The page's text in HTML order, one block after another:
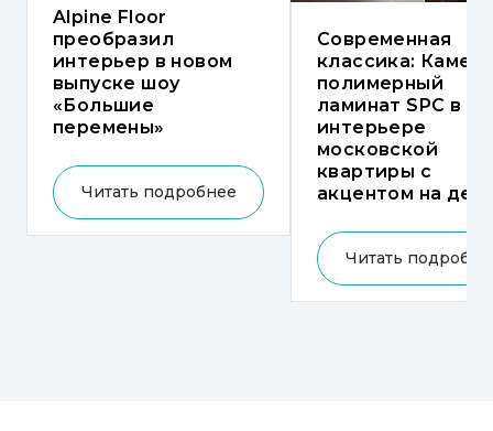
Alpine Floor
преобразил
интерьер в новом
выпуске шоу
«Большие
перемены»
Читать подробнее
Современная
классика:
полимерный
ламинат SPC в
интерьере
московской
квартиры с
акцентом на
Читать